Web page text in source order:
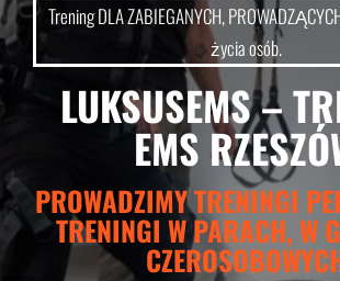
Trening DLA ZABIEGANYCH,
życia osób.
LUKSUSEMS –
EMS
PROWADZIMY TRENINGI
TRENINGI W PARACH, W